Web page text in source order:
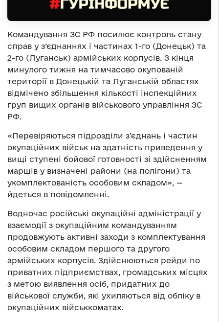
Командування ЗС РФ посилює контроль стану
справ у з’єднаннях і частинах 1-го (Донецьк) та
2-го (Луганськ) армійських корпусів. З кінця
минулого тижня на тимчасово окупованій
території в Донецькій та Луганській областях
відмічено збільшення кількості інспекційних
груп вищих органів військового управління ЗС
РФ.
«Перевіряються підрозділи з’єднань і частин
окупаційних військ на здатність приведення у
вищі ступені бойової готовності зі здійсненням
маршів у визначені райони (на полігони) та
укомплектованість особовим складом», —
йдеться в повідомленні.
Водночас російські окупаційні адміністрації у
взаємодії з окупаційним командуванням
продовжують активні заходи з комплектування
особовим складом першого та другого
армійських корпусів. Здійснюються рейди по
приватних підприємствах, громадських місцях
з метою виявлення осіб, придатних до
військової служби, які ухиляються від обліку в
окупаційних військкоматах.